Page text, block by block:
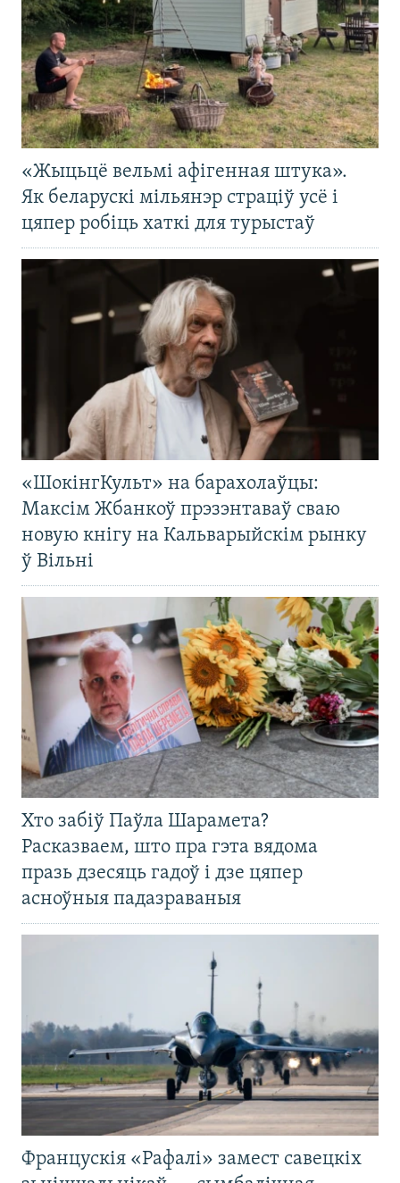
«Жыцьцё вельмі афігенная штука».
Як беларускі мільянэр страціў усё і
цяпер робіць хаткі для турыстаў
«ШокінгКульт» на барахолаўцы:
Максім Жбанкоў прэзэнтаваў сваю
новую кнігу на Кальварыйскім рынку
ў Вільні
Хто забіў Паўла Шарамета?
Расказваем, што пра гэта вядома
празь дзесяць гадоў і дзе цяпер
асноўныя падазраваныя
Францускія «Рафалі» замест савецкіх